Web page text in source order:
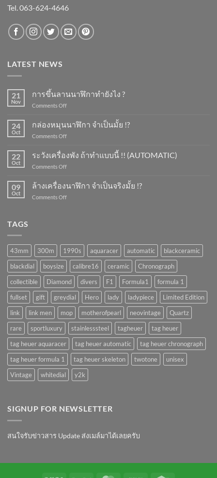
Tel. 063-624-4646
LATEST NEWS
21
Nov
การขึ้นลานนาฬิกาทำยังไง ?
Comments Offon
ลาน
นาฬิกา
ยัง
24
Oct
กล่องหมุนนาฬิกา จำเป็นมั้ย !?
Comments Offon
หมุน
นาฬิกา
จำเป็น
!?
22
Oct
ระวังเครื่องพัง ถ้าทำแบบนี้ !! (AUTOMATIC)
Comments Offon
เครื่อง
พัง
ถ้า
09
Oct
ล้างเครื่องนาฬิกา จำเป็นจริงมั้ย !?
Comments Offon
มั้ย
!?
TAGS
43mm 300m 1990s aquaracer automatic
blackceramic
blackdial
boysize calibre16 ceramic
Chronograph
collectible
Diamond divers F1 Formula1
formula 1
fullset
gift greydial Hero lady ladypiece
Limited Edition
link
link men mop motherofpearl neovintage
Quartz
rare
sportluxury stainlesssteel tagheuer
tag heuer
tag heuer aquaracer
tag heuer automatic
tag heuer chronograph
tag heuer formula 1
tag heuer skeleton twotone
unisex
Vintage
whitedial y2k
SIGNUP FOR NEWSLETTER
สนใจรับข่าวสาร Update ส่งเมล์มาได้เลยครับ